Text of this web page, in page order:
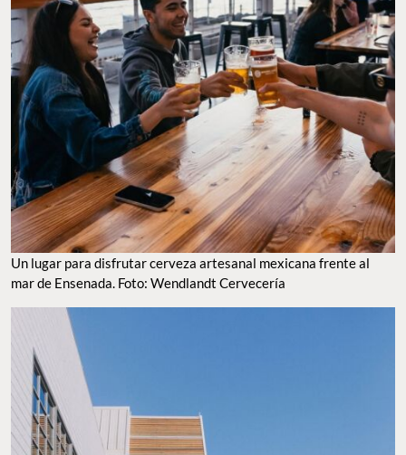
UN LUGAR PARA DISFRUTAR CERVEZA ARTESANAL MEXICANA FRENTE AL MAR DE
ENSENADA. FOTO: WENDLANDT CERVECERÍA